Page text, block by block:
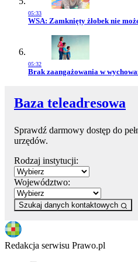
05:33
Przejdź do artykułu:
WSA: Zamknięty żłobek nie
05:32
Przejdź do artykułu:
Brak zaangażowania w
Baza teleadresowa
Sprawdź darmowy dostęp do
urzędów.
Rodzaj instytucji:
Województwo:
Szukaj danych kontaktowych
Redakcja serwisu Prawo.pl